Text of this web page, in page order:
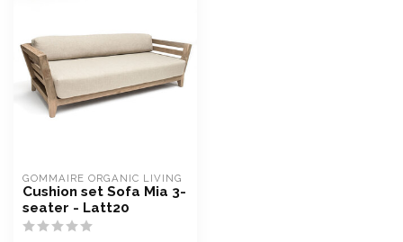
GOMMAIRE ORGANIC LIVING
Cushion set Sofa Mia 3-
seater - Latt20